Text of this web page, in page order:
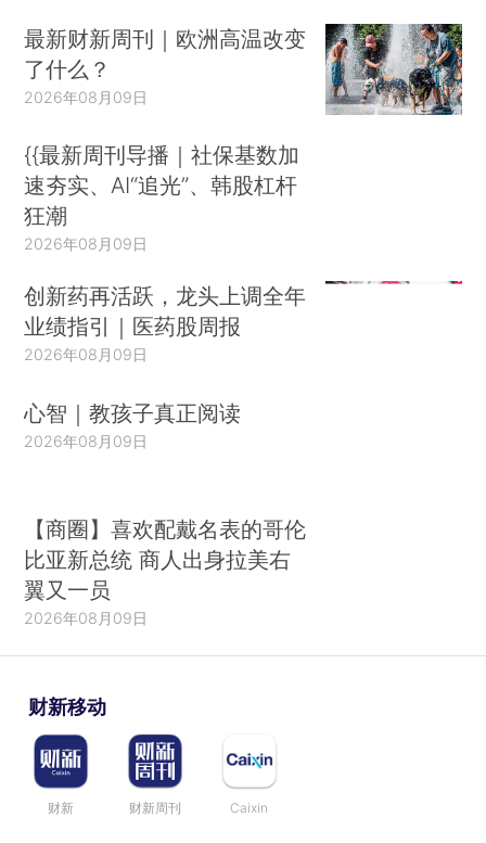
最新财新周刊｜欧洲高温改变
了什么？
2026年08月09日
{{最新周刊导播｜社保基数加
速夯实、AI“追光”、韩股杠杆
狂潮
2026年08月09日
创新药再活跃，龙头上调全年
业绩指引｜医药股周报
2026年08月09日
心智｜教孩子真正阅读
2026年08月09日
【商圈】喜欢配戴名表的哥伦
比亚新总统 商人出身拉美右
翼又一员
2026年08月09日
财新移动
财新 财新周刊 Caixin